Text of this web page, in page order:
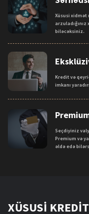
Xüsusi xidmət
biləcəksiniz.
Kredit və
imkanı
Seçdiyiniz
Premium və
əldə edə
XÜSUSİ